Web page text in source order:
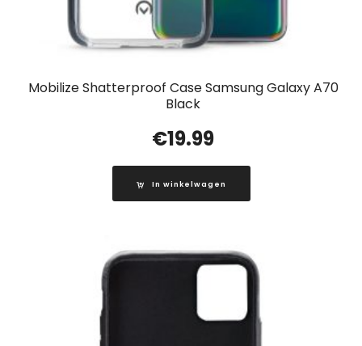
Mobilize Shatterproof Case Samsung Galaxy A70
Black
€19.99
In winkelwagen